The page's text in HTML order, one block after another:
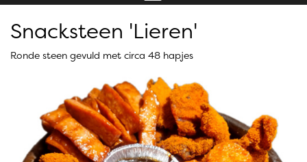
Snacksteen 'Lieren'
Ronde steen gevuld met circa 48 hapjes